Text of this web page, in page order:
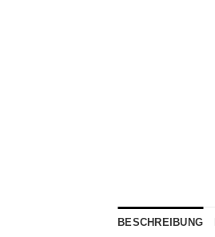
BESCHREIBUNG